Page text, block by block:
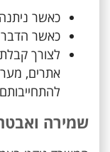
כאשר
כאשר הדבר
לצורך קבלת
אתרים,
שמירה